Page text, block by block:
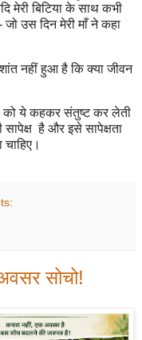
मेरी बिटिया के साथ कभी
जो उस दिन मेरी माँ ने कहा
नहीं हुआ है कि क्या जीवन
को ये कहकर संतुष्ट कर लेती
है और इसे सापेक्षता
सोचो!